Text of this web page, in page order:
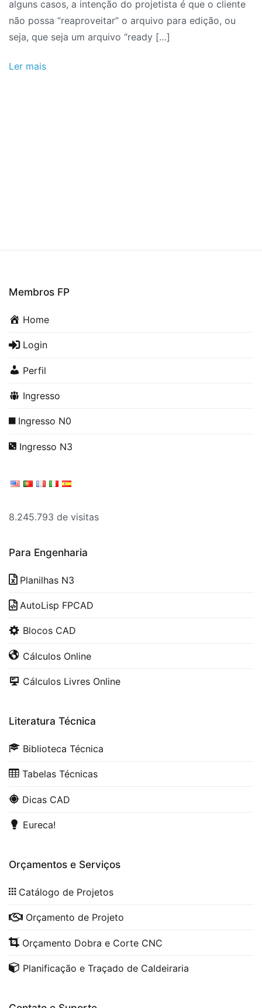
para
Clientes
Desenhos
alguns casos, a intenção do projetista é que o cliente
não possa “reaproveitar” o arquivo para edição, ou
seja, que seja um arquivo “ready […]
Ler mais
Membros FP
Home
Login
Perfil
Ingresso
Ingresso N0
Ingresso N3
8.245.793 de visitas
Para Engenharia
Planilhas N3
AutoLisp FPCAD
Blocos CAD
Cálculos Online
Cálculos Livres Online
Literatura Técnica
Biblioteca Técnica
Tabelas Técnicas
Dicas CAD
Eureca!
Orçamentos e Serviços
Catálogo de Projetos
Orçamento de Projeto
Orçamento Dobra e Corte CNC
Planificação e Traçado de Caldeiraria